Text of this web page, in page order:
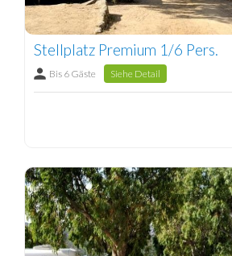
Stellplatz Premium 1/6 Pers.
Bis 6 Gäste Siehe Detail